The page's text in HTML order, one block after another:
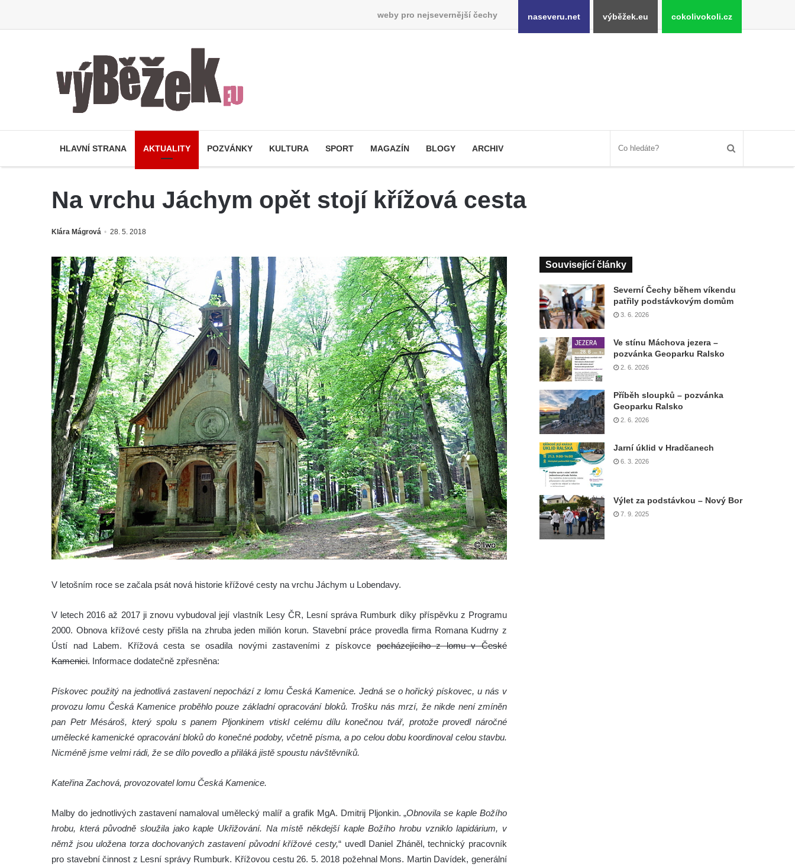
weby pro nejsevernější čechy naseveru.net výběžek.eu cokolivokoli.cz
HLAVNÍ STRANA AKTUALITY POZVÁNKY KULTURA SPORT MAGAZÍN BLOGY ARCHIV
Na vrchu Jáchym opět stojí křížová cesta
Klára Mágrová 28. 5. 2018
V letošním roce se začala psát nová historie křížové cesty na vrchu Jáchym u Lobendavy.
V letech 2016 až 2017 ji znovu vybudoval její vlastník Lesy ČR, Lesní správa Rumburk díky příspěvku z Programu
2000. Obnova křížové cesty přišla na zhruba jeden milión korun. Stavební práce provedla firma Romana Kudrny z
Ústí nad Labem. Křížová cesta se osadila novými zastaveními z pískovcepocházejícího z lomu v České
Kamenici. Informace dodatečně zpřesněna:
Pískovec použitý na jednotlivá zastavení nepochází z lomu Česká Kamenice. Jedná se o hořický pískovec, u nás v
provozu lomu Česká Kamenice proběhlo pouze základní opracování bloků. Trošku nás mrzí, že nikde není zmíněn
pan Petr Mésároš, který spolu s panem Pljonkinem vtiskl celému dílu konečnou tvář, protože provedl náročné
umělecké kamenické opracování bloků do konečné podoby, včetně písma, a po celou dobu koordinoval celou stavbu.
Nicméně jsme velmi rádi, že se dílo povedlo a přiláká jistě spoustu návštěvníků.
Kateřina Zachová, provozovatel lomu Česká Kamenice.
Malby do jednotlivých zastavení namaloval umělecký malíř a grafik MgA. Dmitrij Pljonkin. „Obnovila se kaple Božího
hrobu, která původně sloužila jako kaple Ukřižování. Na místě někdejší kaple Božího hrobu vzniklo lapidárium, v
němž jsou uložena torza dochovaných zastavení původní křížové cesty,“ uvedl Daniel Zháněl, technický pracovník
pro stavební činnost z Lesní správy Rumburk. Křížovou cestu 26. 5. 2018 požehnal Mons. Martin Davídek, generální
Související články
Severní Čechy během víkendu
patřily podstávkovým domům
3. 6. 2026
Ve stínu Máchova jezera –
pozvánka Geoparku Ralsko
2. 6. 2026
Příběh sloupků – pozvánka
Geoparku Ralsko
2. 6. 2026
Jarní úklid v Hradčanech
6. 3. 2026
Výlet za podstávkou – Nový Bor
7. 9. 2025